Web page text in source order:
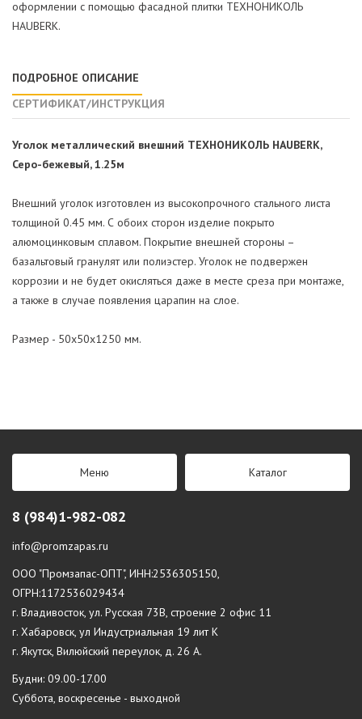
оформлении с помощью фасадной плитки ТЕХНОНИКОЛЬ
HAUBERK.
ПОДРОБНОЕ ОПИСАНИЕ
СЕРТИФИКАТ/ИНСТРУКЦИЯ
Уголок металлический внешний ТЕХНОНИКОЛЬ HAUBERK,
Серо-бежевый, 1.25м
Внешний уголок изготовлен из высокопрочного стального листа
толщиной 0.45 мм. С обоих сторон изделие покрыто
алюмоцинковым сплавом. Покрытие внешней стороны –
базальтовый гранулят или полиэстер. Уголок не подвержен
коррозии и не будет окисляться даже в месте среза при монтаже,
а также в случае появления царапин на слое.
Размер - 50х50х1250 мм.
Меню Каталог
8 (984)1-982-082
info@promzapas.ru
ООО "Промзапас-ОПТ", ИНН:2536305150,
ОГРН:1172536029434
г. Владивосток, ул. Русская 73В, строение 2 офис 11
г. Хабаровск, ул Индустриальная 19 лит К
г. Якутск, Вилюйский переулок, д. 26 А.
Будни: 09.00-17.00
Суббота, воскресенье - выходной